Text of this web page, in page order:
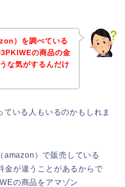
）を調べている
の商品の金
な気がするんだけ
ている人もいるのかもしれま
amazon）で販売している
金が違うことがあるからで
の商品をアマゾン